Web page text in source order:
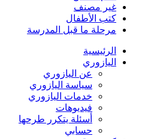
غير مصنف
كتب الأطفال
مرحلة ما قبل المدرسة
الرئيسية
اليازوري
عن اليازوري
سياسة اليازوري
خدمات اليازوري
فيديوهات
أسئلة يتكرر طرحها
حسابي